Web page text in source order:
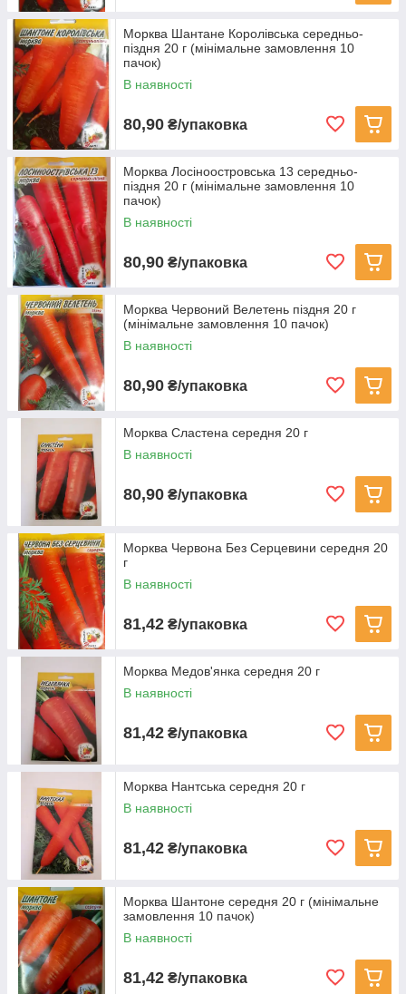
Морква Шантане Королівська середньо-
піздня 20 г (мінімальне замовлення 10
пачок)
В наявності
80,90 ₴/упаковка
Морква Лосіноостровська 13 середньо-
піздня 20 г (мінімальне замовлення 10
пачок)
В наявності
80,90 ₴/упаковка
Морква Червоний Велетень піздня 20 г
(мінімальне замовлення 10 пачок)
В наявності
80,90 ₴/упаковка
Морква Сластена середня 20 г
В наявності
80,90 ₴/упаковка
Морква Червона Без Серцевини середня 20
г
В наявності
81,42 ₴/упаковка
Морква Медов'янка середня 20 г
В наявності
81,42 ₴/упаковка
Морква Нантська середня 20 г
В наявності
81,42 ₴/упаковка
Морква Шантоне середня 20 г (мінімальне
замовлення 10 пачок)
В наявності
81,42 ₴/упаковка